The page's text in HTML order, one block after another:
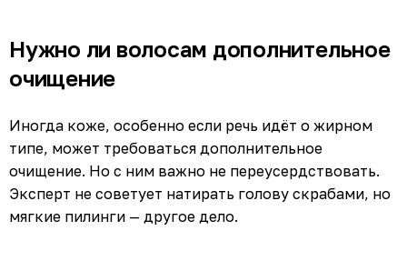
Нужно ли волосам дополнительное
очищение
Иногда коже, особенно если речь идёт о жирном
типе, может требоваться дополнительное
очищение. Но с ним важно не переусердствовать.
Эксперт не советует натирать голову скрабами, но
мягкие пилинги — другое дело.